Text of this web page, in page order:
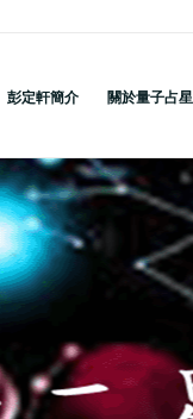
彭定軒簡介 關於量子占星